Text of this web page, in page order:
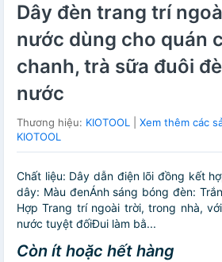
Dây đèn trang trí
nước dùng cho quán
chanh, trà sữa đuôi
nước
Thương hiệu: KIOTOOL
Xem thêm các
KIOTOOL
Chất liệu: Dây dẫn điện lõi đồng kết
dây: Màu đenÁnh sáng bóng đèn:
Hợp Trang trí ngoài trời, trong nhà,
nước tuyệt đốiĐui làm bằ...
Còn ít hoặc hết hàng